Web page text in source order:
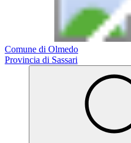
Comune di Olmedo
Provincia di Sassari